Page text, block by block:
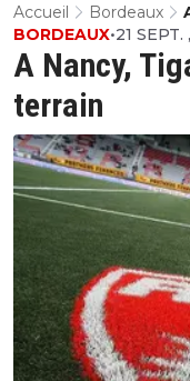
Accueil Bordeaux
A Nancy,
terrain
BORDEAUX•21 SEPT.